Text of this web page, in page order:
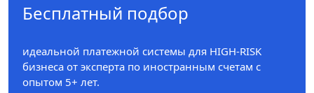
Бесплатный подбор
идеальной платежной системы для HIGH-RISK
бизнеса от эксперта по иностранным счетам с
опытом 5+ лет.